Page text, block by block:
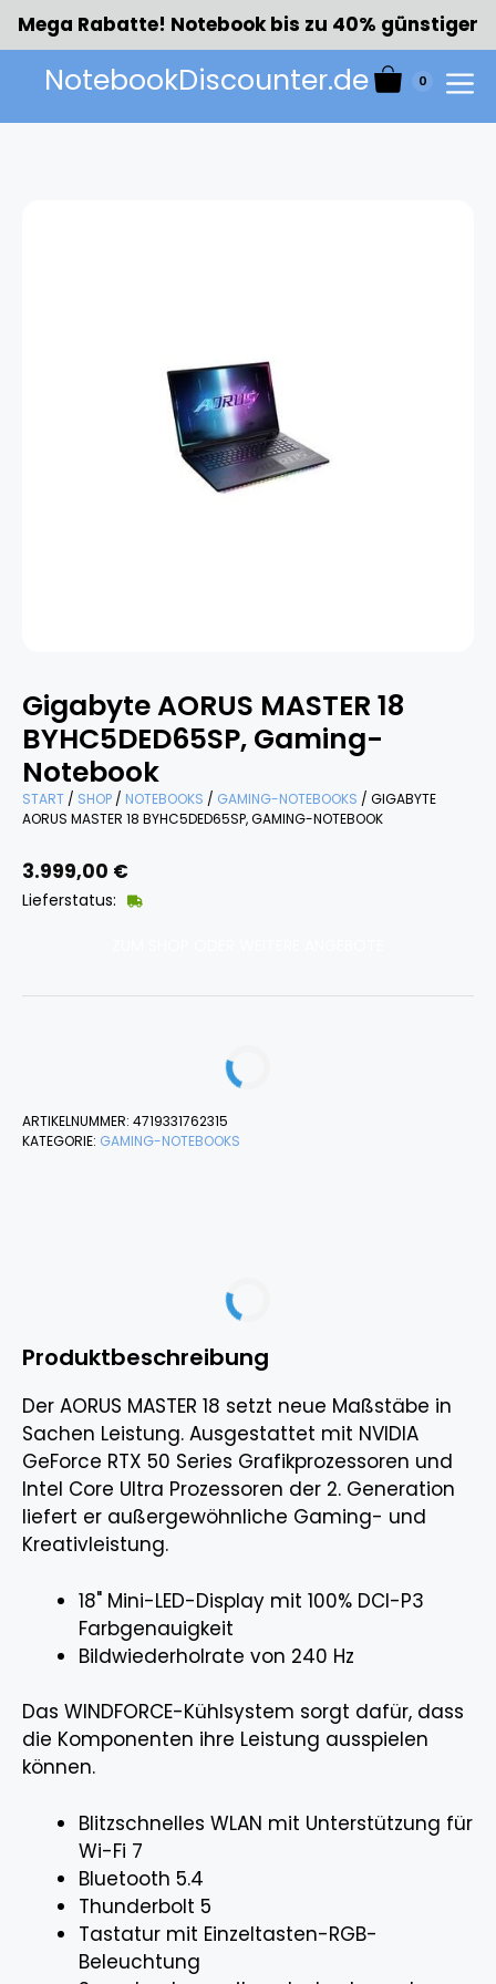
Zum
Inhalt
springen
Mega Rabatte! Notebook bis zu 40% günstiger
NotebookDiscounter.de 0
Menü
Gigabyte AORUS MASTER 18
BYHC5DED65SP, Gaming-
Notebook
START / SHOP / NOTEBOOKS / GAMING-NOTEBOOKS / GIGABYTE
AORUS MASTER 18 BYHC5DED65SP, GAMING-NOTEBOOK
3.999,00 €
Lieferstatus:
ARTIKELNUMMER: 4719331762315
KATEGORIE: GAMING-NOTEBOOKS
Produktbeschreibung
Der AORUS MASTER 18 setzt neue Maßstäbe in
Sachen Leistung. Ausgestattet mit NVIDIA
GeForce RTX 50 Series Grafikprozessoren und
Intel Core Ultra Prozessoren der 2. Generation
liefert er außergewöhnliche Gaming- und
Kreativleistung.
18" Mini-LED-Display mit 100% DCI-P3
Farbgenauigkeit
Bildwiederholrate von 240 Hz
Das WINDFORCE-Kühlsystem sorgt dafür, dass
die Komponenten ihre Leistung ausspielen
können.
Blitzschnelles WLAN mit Unterstützung für
Wi-Fi 7
Bluetooth 5.4
Thunderbolt 5
Tastatur mit Einzeltasten-RGB-
Beleuchtung